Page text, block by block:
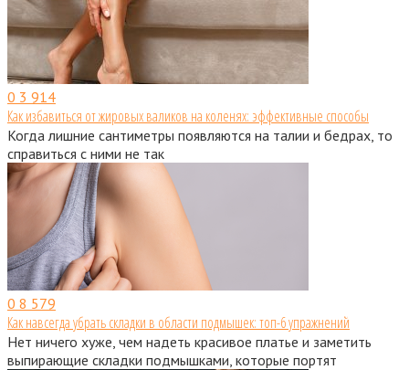
0 3 914
Как избавиться от жировых валиков на коленях: эффективные способы
Когда лишние сантиметры появляются на талии и бедрах, то
справиться с ними не так
0 8 579
Как навсегда убрать складки в области подмышек: топ-6 упражнений
Нет ничего хуже, чем надеть красивое платье и заметить
выпирающие складки подмышками, которые портят